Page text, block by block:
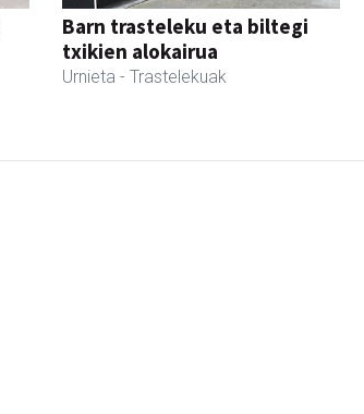
Barn trasteleku eta biltegi
txikien alokairua
Urnieta - Trastelekuak